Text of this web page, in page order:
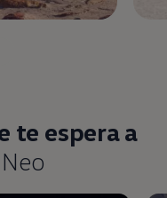
te espera a
Neo